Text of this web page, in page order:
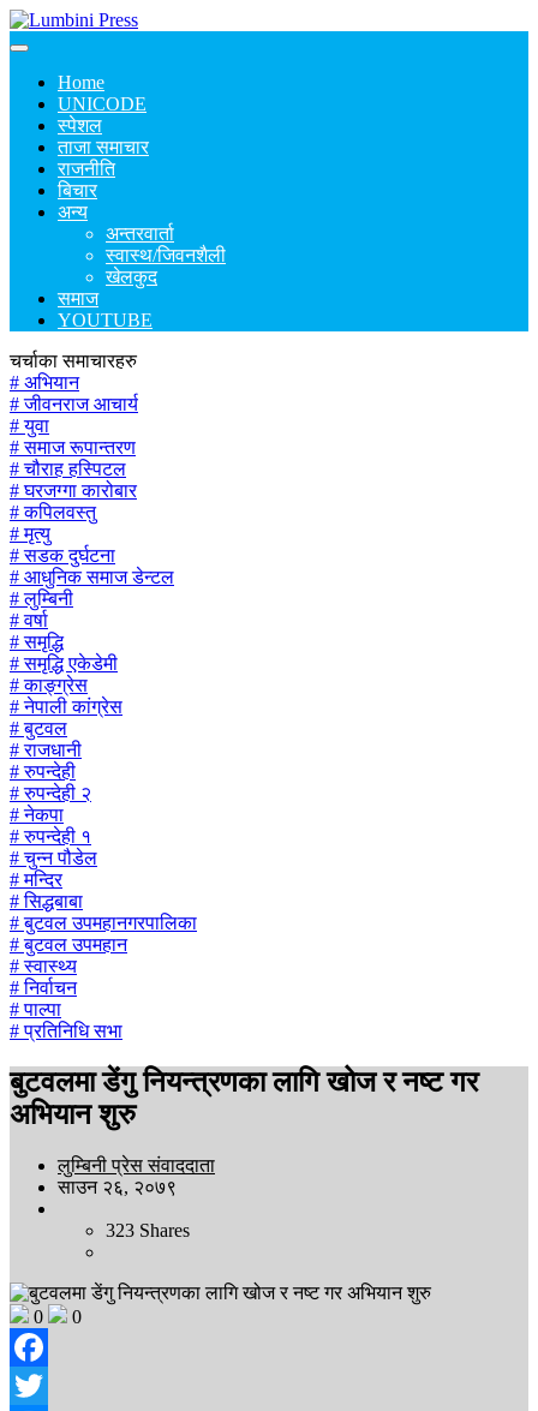
Home
UNICODE
स्पेशल
ताजा समाचार
राजनीति
बिचार
अन्य
अन्तरवार्ता
स्वास्थ/जिवनशैली
खेलकुद
समाज
YOUTUBE
चर्चाका समाचारहरु
# अभियान
# जीवनराज आचार्य
# युवा
# समाज रूपान्तरण
# चौराह हस्पिटल
# घरजग्गा कारोबार
# कपिलवस्तु
# मृत्यु
# सडक दुर्घटना
# आधुनिक समाज डेन्टल
# लुम्बिनी
# वर्षा
# समृद्धि
# समृद्धि एकेडेमी
# काङ्ग्रेस
# नेपाली कांग्रेस
# बुटवल
# राजधानी
# रुपन्देही
# रुपन्देही २
# नेकपा
# रुपन्देही १
# चुन्न पौडेल
# मन्दिर
# सिद्धबाबा
# बुटवल उपमहानगरपालिका
# बुटवल उपमहान
# स्वास्थ्य
# निर्वाचन
# पाल्पा
# प्रतिनिधि सभा
बुटवलमा डेंगु नियन्त्रणका लागि खोज र नष्ट गर
अभियान शुरु
लुम्बिनी प्रेस संवाददाता
साउन २६, २०७९
323 Shares
0 0
Facebook